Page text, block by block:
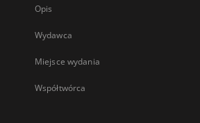
Opis
Wydawca
Miejsce wydania
Współtwórca